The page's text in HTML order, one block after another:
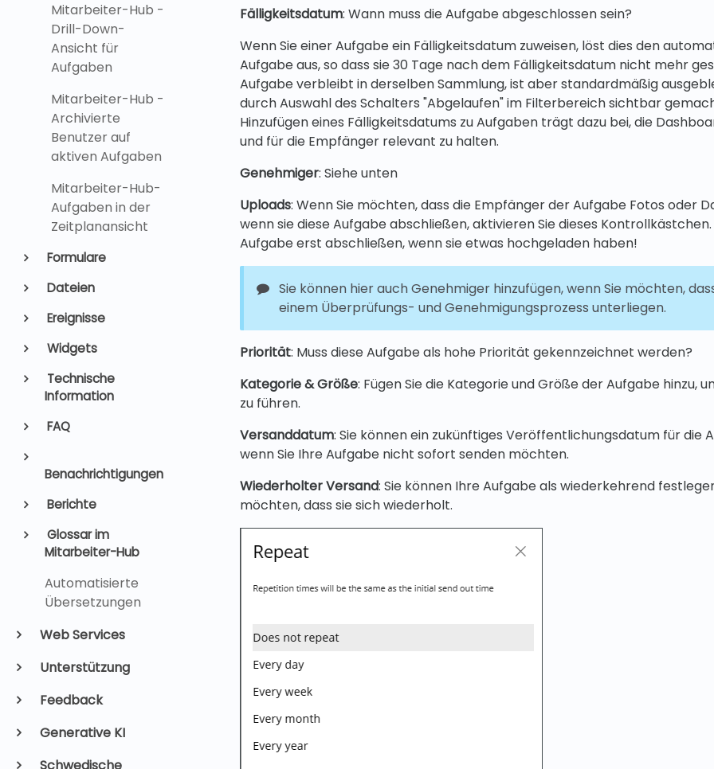
Mitarbeiter-Hub -
Drill-Down-
Ansicht für
Aufgaben
Mitarbeiter-Hub -
Archivierte
Benutzer auf
aktiven Aufgaben
Mitarbeiter-Hub-
Aufgaben in der
Zeitplanansicht
Formulare
Dateien
Ereignisse
Widgets
Technische
Information
FAQ
Benachrichtigungen
Berichte
Glossar im
Mitarbeiter-Hub
Automatisierte
Übersetzungen
Web Services
Unterstützung
Feedback
Generative KI
Fälligkeitsdatum: Wann muss die Aufgabe abgeschlossen sein?
Wenn Sie einer Aufgabe ein Fälligkeitsdatum zuweisen, löst dies den
Aufgabe aus, so dass sie 30 Tage nach dem Fälligkeitsdatum nicht mehr
Aufgabe verbleibt in derselben Sammlung, ist aber standardmäßig
durch Auswahl des Schalters "Abgelaufen" im Filterbereich sichtbar
Hinzufügen eines Fälligkeitsdatums zu Aufgaben trägt dazu bei, die
und für die Empfänger relevant zu halten.
Genehmiger: Siehe unten
Uploads: Wenn Sie möchten, dass die Empfänger der Aufgabe Fotos oder
wenn sie diese Aufgabe abschließen, aktivieren Sie dieses Kontrollkästchen.
Aufgabe erst abschließen, wenn sie etwas hochgeladen haben!
Sie können hier auch Genehmiger hinzufügen, wenn Sie möchten,
einem Überprüfungs- und Genehmigungsprozess unterliegen.
Priorität: Muss diese Aufgabe als hohe Priorität gekennzeichnet werden?
Kategorie & Größe: Fügen Sie die Kategorie und Größe der Aufgabe hinzu,
zu führen.
Versanddatum: Sie können ein zukünftiges Veröffentlichungsdatum für die
wenn Sie Ihre Aufgabe nicht sofort senden möchten.
Wiederholter Versand: Sie können Ihre Aufgabe als wiederkehrend
möchten, dass sie sich wiederholt.